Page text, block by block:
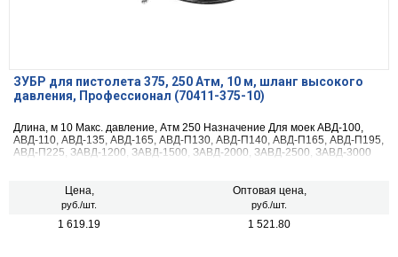
ЗУБР для пистолета 375, 250 Атм, 10 м, шланг высокого
давления, Профессионал (70411-375-10)
Длина, м 10 Макс. давление, Атм 250 Назначение Для моек АВД-100,
АВД-110, АВД-135, АВД-165, АВД-П130, АВД-П140, АВД-П165, АВД-П195,
АВД-П225, ЗАВД-1200, ЗАВД-1500, ЗАВД-2000, ЗАВД-2500, ЗАВД-3000
Цена,
руб./шт.
Оптовая цена,
руб./шт.
1 619.19 1 521.80